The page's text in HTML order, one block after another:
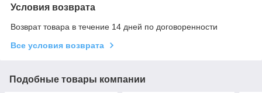
Условия возврата
Возврат товара в течение 14 дней по договоренности
Все условия возврата
Подобные товары компании